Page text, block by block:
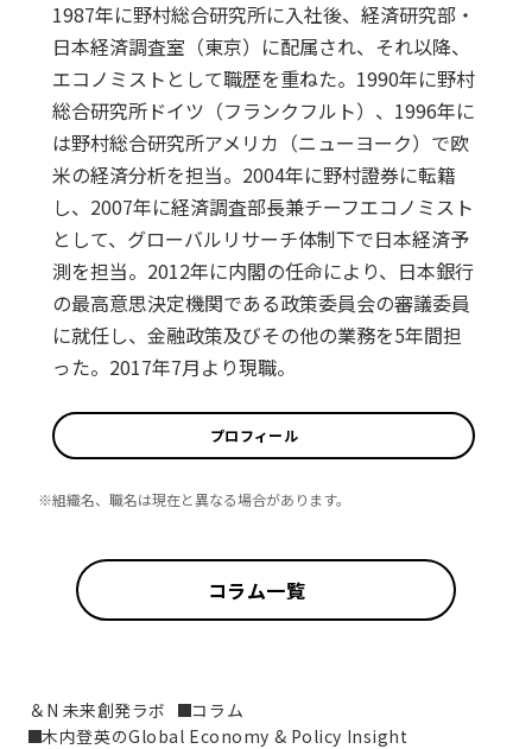
1987年に野村総合研究所に入社後、経済研究部・
日本経済調査室（東京）に配属され、それ以降、
エコノミストとして職歴を重ねた。1990年に野村
総合研究所ドイツ（フランクフルト）、1996年に
は野村総合研究所アメリカ（ニューヨーク）で欧
米の経済分析を担当。2004年に野村證券に転籍
し、2007年に経済調査部長兼チーフエコノミスト
として、グローバルリサーチ体制下で日本経済予
測を担当。2012年に内閣の任命により、日本銀行
の最高意思決定機関である政策委員会の審議委員
に就任し、金融政策及びその他の業務を5年間担
った。2017年7月より現職。
プロフィール
※組織名、職名は現在と異なる場合があります。
コラム一覧
＆N 未来創発ラボ
コラム
木内登英のGlobal Economy & Policy Insight